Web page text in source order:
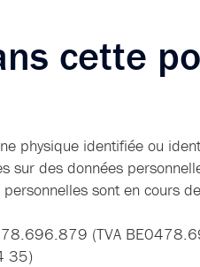
cette
physique identifiée ou
sur des données
sont en cours
(TVA
35)